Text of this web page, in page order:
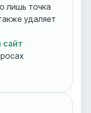
лишь точка
удаляет
сайт